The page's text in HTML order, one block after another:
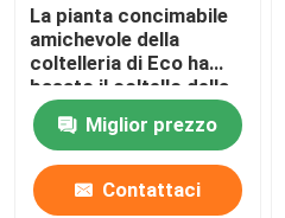
La pianta concimabile
amichevole della
coltelleria di Eco ha
basato il coltello della
polpa della bagassa
della canna da
zucchero
Miglior prezzo
Contattaci